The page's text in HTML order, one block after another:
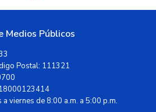
Medios Públicos
Postal: 111321
a viernes de 8:00 a.m. a 5:00 p.m.